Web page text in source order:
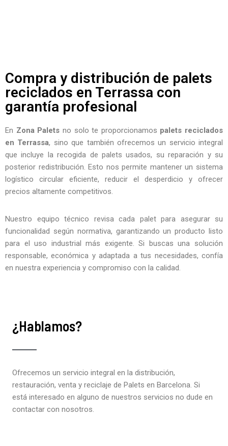
Compra y distribución de palets
reciclados en Terrassa con
garantía profesional
En Zona Palets no solo te proporcionamos palets reciclados
en Terrassa, sino que también ofrecemos un servicio integral
que incluye la recogida de palets usados, su reparación y su
posterior redistribución. Esto nos permite mantener un sistema
logístico circular eficiente, reducir el desperdicio y ofrecer
precios altamente competitivos.
Nuestro equipo técnico revisa cada palet para asegurar su
funcionalidad según normativa, garantizando un producto listo
para el uso industrial más exigente. Si buscas una solución
responsable, económica y adaptada a tus necesidades, confía
en nuestra experiencia y compromiso con la calidad.
¿Hablamos?
Ofrecemos un servicio integral en la distribución,
restauración, venta y reciclaje de Palets en Barcelona. Si
está interesado en alguno de nuestros servicios no dude en
contactar con nosotros.